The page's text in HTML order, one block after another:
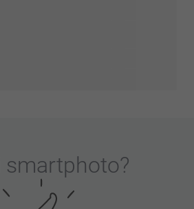
smartphoto?